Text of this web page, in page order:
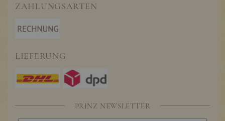
ZAHLUNGSARTEN
LIEFERUNG
PRINZ NEWSLETTER